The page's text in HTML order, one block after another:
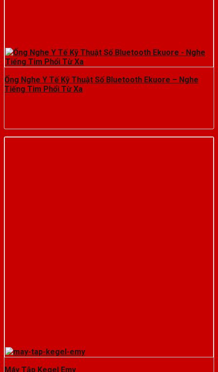
Ống Nghe Y Tế Kỹ Thuật Số Bluetooth Ekuore – Nghe
Tiếng Tim Phổi Từ Xa
Máy Tập Kegel Emy